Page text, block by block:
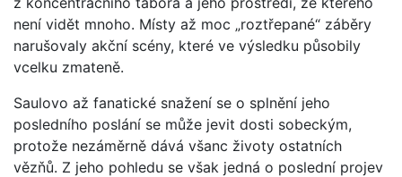
není vidět mnoho. Místy až moc „roztřepané“ záběry
narušovaly akční scény, které ve výsledku působily
vcelku zmateně.
Saulovo až fanatické snažení se o splnění jeho
posledního poslání se může jevit dosti sobeckým,
protože nezáměrně dává všanc životy ostatních
vězňů. Z jeho pohledu se však jedná o poslední projev